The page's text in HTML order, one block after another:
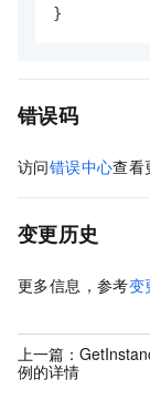
}
错误码
访问错误中心查看
变更历史
更多信息，参考变
上一篇：
例的详情